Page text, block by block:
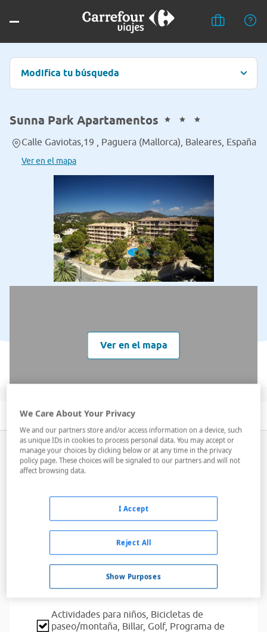
Modifica tu búsqueda
Sunna Park Apartamentos
Calle Gaviotas,19 , Paguera (Mallorca), Baleares, España
Ver en el mapa
Ver en el mapa
Descripción Servicios
Paguera, un centro turístico pintoresco rodeado por
las montañas, está en el suroeste de Mallorca a 21
kms. de Palma. Su situación ideal proporciona un
finas, aguas cristalinas, maderas de pino hermosas
junto con muchas otras instalac...
Servicios del alojamiento
Actividades para niños, Bicicletas de
paseo/montaña, Billar, Golf, Programa de
We Care About Your Privacy
We and our partners store and/or access information on a device, such
as unique IDs in cookies to process personal data. You may accept or
manage your choices by clicking below or at any time in the privacy
policy page. These choices will be signaled to our partners and will not
affect browsing data.
Show Purposes
Reject All
I Accept